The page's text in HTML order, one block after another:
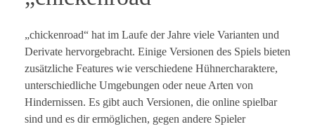
„chickenroad“ hat im Laufe der Jahre viele Varianten und
Derivate hervorgebracht. Einige Versionen des Spiels bieten
zusätzliche Features wie verschiedene Hühnercharaktere,
unterschiedliche Umgebungen oder neue Arten von
Hindernissen. Es gibt auch Versionen, die online spielbar
sind und es dir ermöglichen, gegen andere Spieler